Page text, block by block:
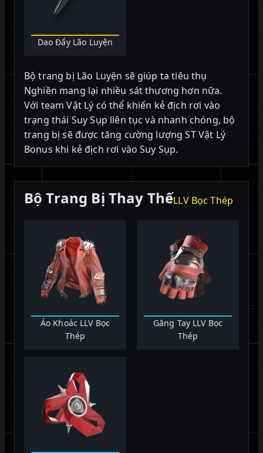
Dao Đẩy Lão Luyện
Bộ trang bị Lão Luyện sẽ giúp ta tiêu thụ
Nghiền mang lại nhiều sát thương hơn nữa.
Với team Vật Lý có thể khiến kẻ địch rơi vào
trạng thái Suy Sụp liên tục và nhanh chóng, bộ
trang bị sẽ được tăng cường lượng ST Vật Lý
Bonus khi kẻ địch rơi vào Suy Sụp.
Bộ Trang Bị Thay ThếLLV Bọc Thép
Áo Khoác LLV Bọc
Thép
Găng Tay LLV Bọc
Thép